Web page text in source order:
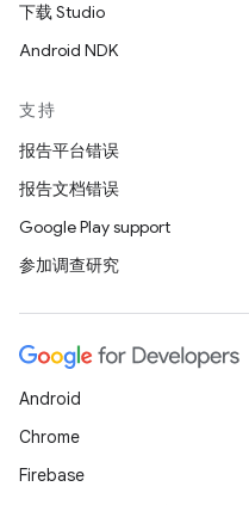
下载 Studio
Android NDK
支持
报告平台错误
报告文档错误
Google Play support
参加调查研究
Android
Chrome
Firebase